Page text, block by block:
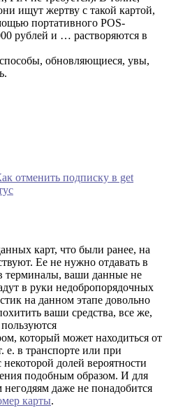
ищут жертву с такой картой,
портативного POS-
рублей и … растворяются в
обновляющиеся, увы,
отменить подписку в get
карт, что были ранее, на
Ее не нужно отдавать в
терминалы, ваши данные не
в руки недобропорядочных
на данном этапе довольно
ваши средства, все же,
который может находиться от
е. в транспорте или при
долей вероятности
подобным образом. И для
даже не понадобится
карты.